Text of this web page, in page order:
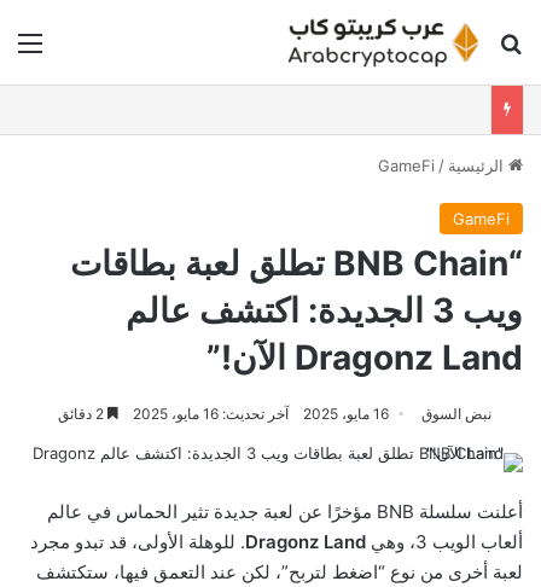
بحث عن
الرئيسية /
GameFi
GameFi
“BNB Chain تطلق لعبة بطاقات
ويب 3 الجديدة: اكتشف عالم
Dragonz Land الآن!”
نبض السوق 16 مايو، 2025 آخر تحديث: 16 مايو، 2025
أعلنت سلسلة BNB مؤخرًا عن لعبة جديدة تثير الحماس في عالم
ألعاب الويب 3، وهي
Dragonz Land. للوهلة الأولى، قد تبدو مجرد
لعبة أخرى من نوع “اضغط لتربح”، لكن عند التعمق فيها، ستكتشف